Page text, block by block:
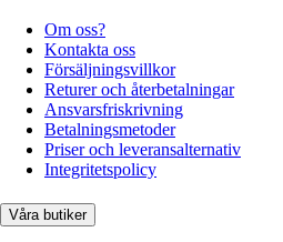
Om oss?
Kontakta oss
Försäljningsvillkor
Returer och återbetalningar
Ansvarsfriskrivning
Betalningsmetoder
Priser och leveransalternativ
Integritetspolicy
Våra butiker